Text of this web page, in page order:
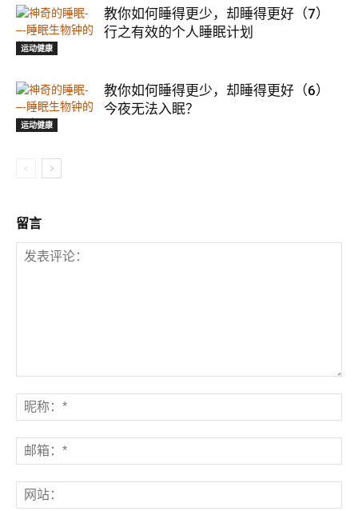
运动健康
教你如何睡得更少，却睡得更好（7）
行之有效的个人睡眠计划
运动健康
教你如何睡得更少，却睡得更好（6）
今夜无法入眠？
留言